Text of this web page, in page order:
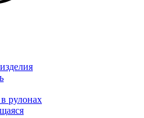
рулонах